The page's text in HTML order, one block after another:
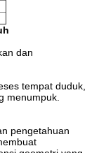
dan
tempat duduk,
menumpuk.
pengetahuan